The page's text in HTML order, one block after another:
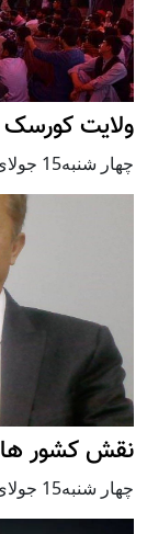
ولایت
چهار شنبه15 جولای 2026
نقش کشور
چهار شنبه15 جولای 2026